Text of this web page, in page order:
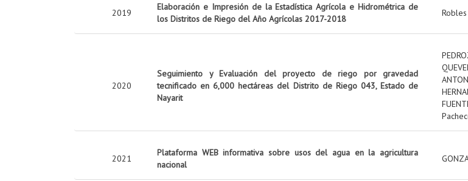
2019
Elaboración e Impresión de la Estadística Agrícola e Hidrométrica de
los Distritos de Riego del Año Agrícolas 2017-2018
2020
Seguimiento y Evaluación del proyecto de riego por gravedad
tecnificado en 6,000 hectáreas del Distrito de Riego 043, Estado de
Nayarit
2021
Plataforma WEB informativa sobre usos del agua en la agricultura
nacional